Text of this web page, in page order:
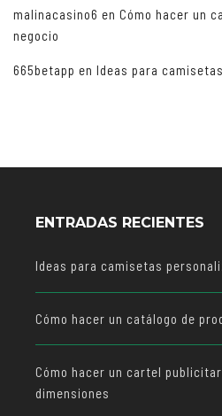
malinacasino6 en Cómo hacer un
negocio
665betapp en Ideas para
ENTRADAS RECIENTES
Ideas para camisetas
Cómo hacer un catálogo de
Cómo hacer un cartel
dimensiones